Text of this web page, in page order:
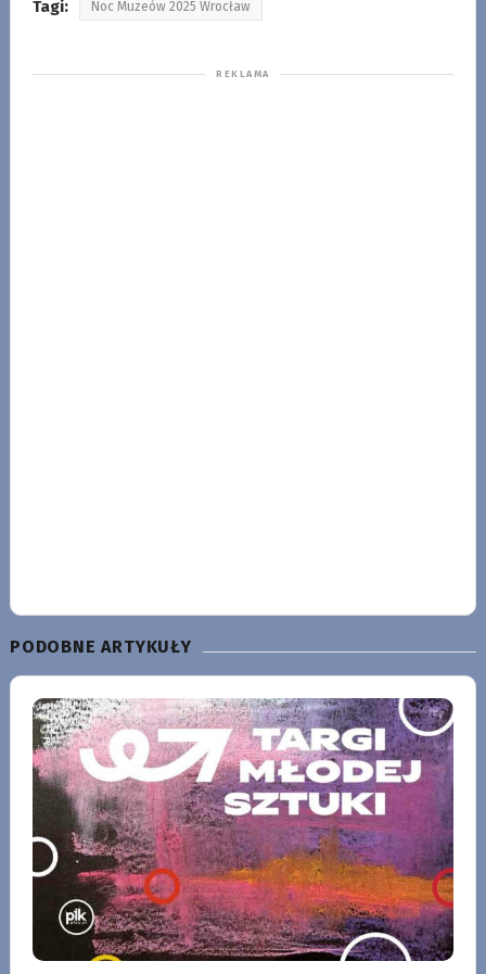
Tagi: Noc Muzeów 2025 Wrocław
PODOBNE ARTYKUŁY